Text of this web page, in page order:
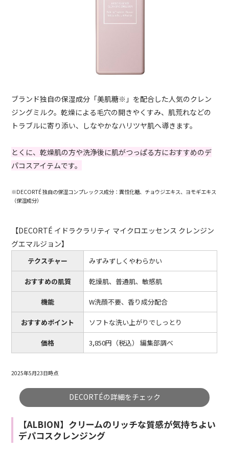
ブランド独自の保湿成分「美肌糖※」を配合した人気のクレン
ジングミルク。乾燥による毛穴の開きやくすみ、肌荒れなどの
トラブルに寄り添い、しなやかなハリツヤ肌へ導きます。
とくに、乾燥肌の方や洗浄後に肌がつっぱる方におすすめのデ
パコスアイテムです。
※DECORTÉ独自の保湿コンプレックス成分 ：異性化糖、チョウジエキス、ヨモギエキス
（保湿成分）
【DECORTÉ イドラクラリティ マイクロエッセンス クレンジン
グエマルジョン】
テクスチャー みずみずしくやわらかい
おすすめの肌質 乾燥肌、普通肌、敏感肌
機能 W洗顔不要、香り成分配合
おすすめポイント ソフトな洗い上がりでしっとり
価格 3,850円（税込） 編集部調べ
2025年5月23日時点
DECORTÉの詳細をチェック
【ALBION】クリームのリッチな質感が気持ちよい
デパコスクレンジング